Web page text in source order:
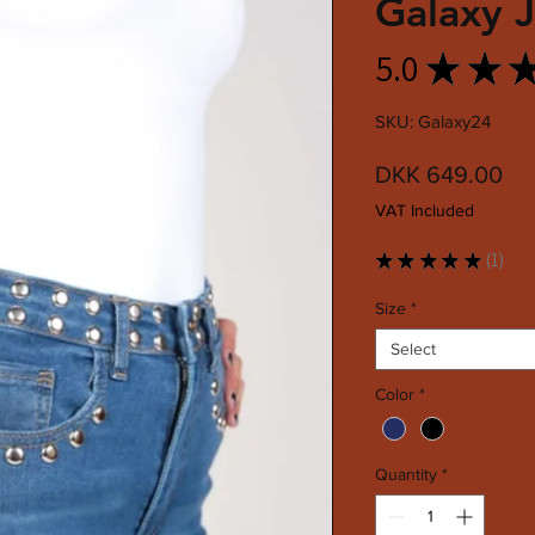
Galaxy
5.0★ ★
SKU: Galaxy24
DKK 649.00
VAT Included
★ ★ ★ ★ ★ 1
1
Size *
Select
Color *
Quantity *